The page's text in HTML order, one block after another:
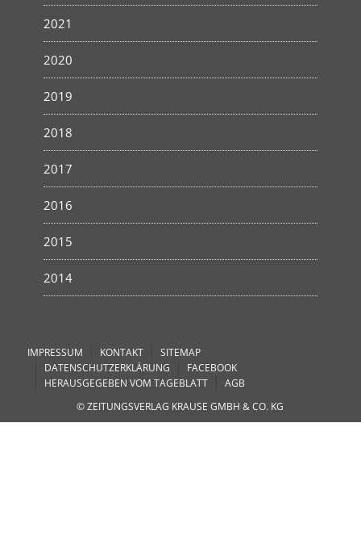
2021
2020
2019
2018
2017
2016
2015
2014
IMPRESSUM KONTAKT
SITEMAP
DATENSCHUTZERKLÄRUNG
FACEBOOK
HERAUSGEGEBEN VOM TAGEBLATT
AGB
© ZEITUNGSVERLAG KRAUSE GMBH & CO. KG